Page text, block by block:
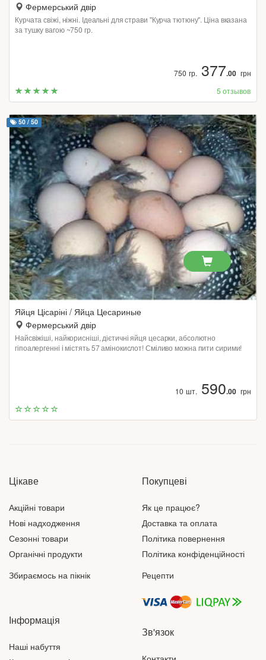
Фермерський двір
Курчата свіжі, ніжні. Ідеальні для страви "Курча тютюну". Ціна вказана
за тушку вагою ~750 гр.
750 гр. 377.00 грн
5 отзывов
50 / 50
Яйця Цісаріні / Яйца Цесариные
Фермерський двір
Найсвіжіші, найкорисніші, дієтичні яйця цесарки, абсолютно
гіпоалергенні і містять 57 амінокислот! Сміливо можна пити сирими!
10 шт. 590.00 грн
Цікаве
Акційні товари
Нові надходження
Сезонні товари
Органічні продукти
Збираємось на пікнік
Покупцеві
Як це працює?
Доставка та оплата
Політика повернення
Політика конфіденційності
Рецепти
Інформація
Наші набуття
Зв'язок